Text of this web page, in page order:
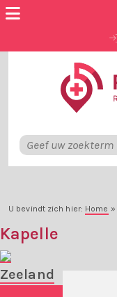
U bevindt zich hier: Home »
Kapelle
Zeeland